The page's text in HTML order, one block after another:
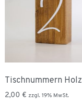
Tischnummern Holz
2,00 € zzgl. 19% MwSt.